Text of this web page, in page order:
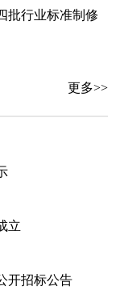
更多>>
批行业标准制修
立
开招标公告